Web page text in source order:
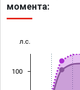
момента:
л.с.
100